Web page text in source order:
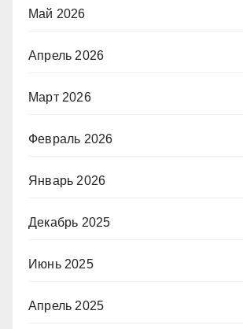
Май 2026
Апрель 2026
Март 2026
Февраль 2026
Январь 2026
Декабрь 2025
Июнь 2025
Апрель 2025